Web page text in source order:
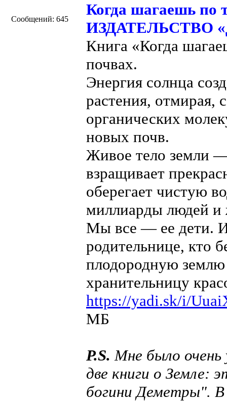
Сообщений: 645
Когда шагаешь по
ИЗДАТЕЛЬСТВО
Книга «Когда
почвах.
Энергия солнца
растения, отмирая,
органических
новых почв.
Живое тело земли
взращивает
оберегает чистую
миллиарды людей
Мы все — ее дети. И
родительнице, кто
плодородную
хранительницу
https://yadi.sk/i/
МБ
P.S. Мне было очень
две книги о Земле:
богини Деметры". В